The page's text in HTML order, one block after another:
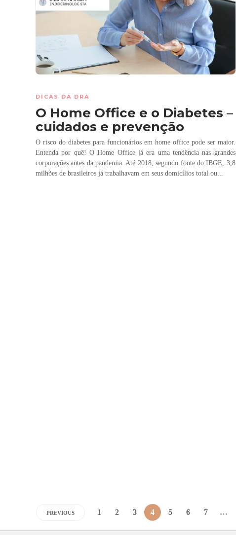
DICAS DA DRA
O Home Office e o Diabetes –
cuidados e prevenção
O risco do diabetes para funcionários em home office pode ser maior.
Entenda por quê! O Home Office já era uma tendência nas grandes
corporações antes da pandemia. Até 2018, segundo fonte do IBGE, 3,8
milhões de brasileiros já trabalhavam em seus domicílios total ou...
PREVIOUS 1 2 3 4 5 6 7 …